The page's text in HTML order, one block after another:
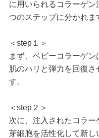
に用いられるコラーゲ
つのステップに分かれま
＜step１＞
まず、ベビーコラーゲン
肌のハリと弾力を回復
す。
＜step２＞
次に、注入されたコラ
芽細胞を活性化して新